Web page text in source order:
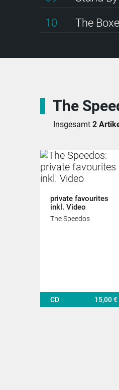
10
The
The
Insgesamt 2
private favourites
inkl. Video
The Speedos
CD 15,00 €